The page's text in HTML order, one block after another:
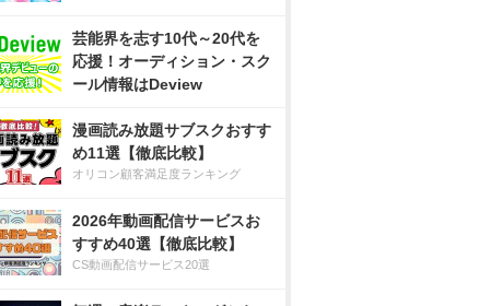
芸能界を志す10代～20代を
応援！オーディション・スク
ール情報はDeview
漫画読み放題サブスクおすす
め11選【徹底比較】
オリコン顧客満足度ランキング
2026年動画配信サービスお
すすめ40選【徹底比較】
CS動画配信サービス20選